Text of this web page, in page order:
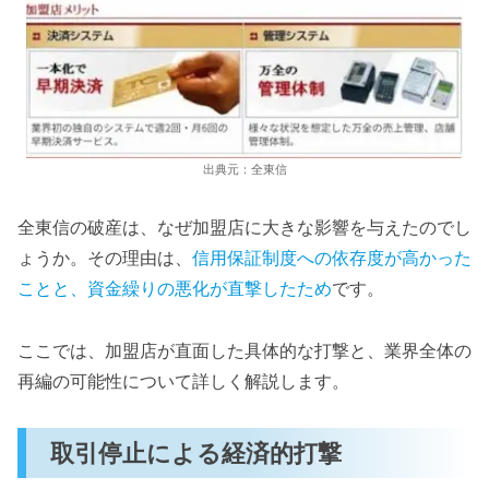
出典元：全東信
全東信の破産は、なぜ加盟店に大きな影響を与えたのでし
ょうか。その理由は、 信用保証制度への依存度が高かった
ことと、資金繰りの悪化が直撃したためです。
ここでは、加盟店が直面した具体的な打撃と、業界全体の
再編の可能性について詳しく解説します。
取引停止による経済的打撃